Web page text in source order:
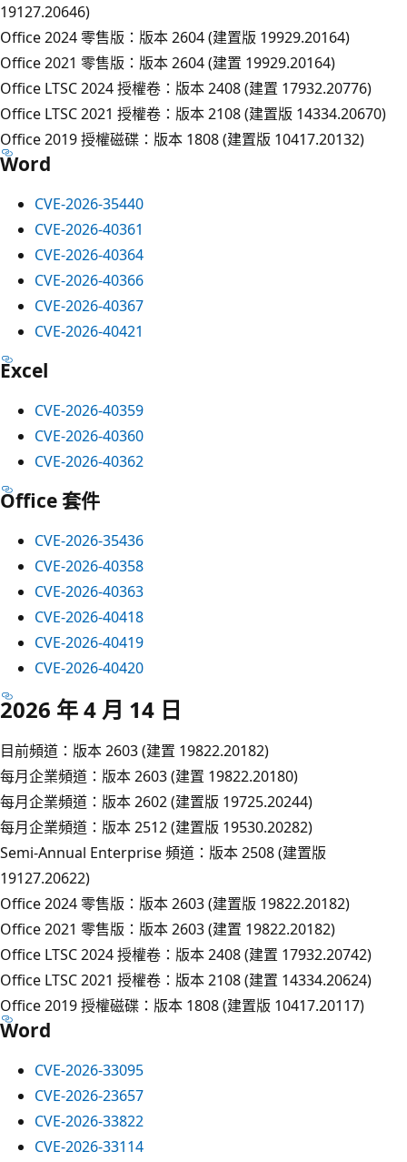
19127.20646)
Office 2024 零售版：版本 2604 (建置版 19929.20164)
Office 2021 零售版：版本 2604 (建置 19929.20164)
Office LTSC 2024 授權卷：版本 2408 (建置 17932.20776)
Office LTSC 2021 授權卷：版本 2108 (建置版 14334.20670)
Office 2019 授權磁碟：版本 1808 (建置版 10417.20132)
Word
CVE-2026-35440
CVE-2026-40361
CVE-2026-40364
CVE-2026-40366
CVE-2026-40367
CVE-2026-40421
Excel
CVE-2026-40359
CVE-2026-40360
CVE-2026-40362
Office 套件
CVE-2026-35436
CVE-2026-40358
CVE-2026-40363
CVE-2026-40418
CVE-2026-40419
CVE-2026-40420
2026 年 4 月 14 日
目前頻道：版本 2603 (建置 19822.20182)
每月企業頻道：版本 2603 (建置 19822.20180)
每月企業頻道：版本 2602 (建置版 19725.20244)
每月企業頻道：版本 2512 (建置版 19530.20282)
Semi-Annual Enterprise 頻道：版本 2508 (建置版
19127.20622)
Office 2024 零售版：版本 2603 (建置版 19822.20182)
Office 2021 零售版：版本 2603 (建置 19822.20182)
Office LTSC 2024 授權卷：版本 2408 (建置 17932.20742)
Office LTSC 2021 授權卷：版本 2108 (建置 14334.20624)
Office 2019 授權磁碟：版本 1808 (建置版 10417.20117)
Word
CVE-2026-33095
CVE-2026-23657
CVE-2026-33822
CVE-2026-33114